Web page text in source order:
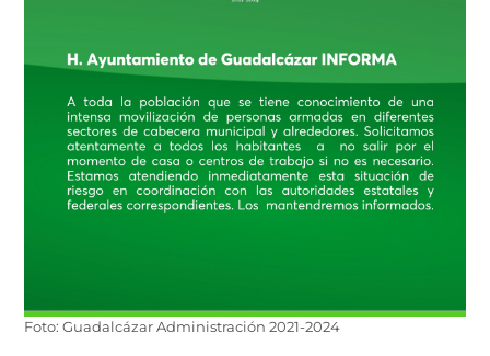
Foto: Guadalcázar Administración 2021-2024